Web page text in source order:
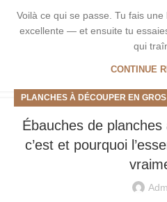
Voilà ce qui se passe. Tu fais
excellente — et ensuite tu
qui
CONTINUE
PLANCHES À DÉCOUPER EN GROS
Ébauches de
c’est et pourquoi